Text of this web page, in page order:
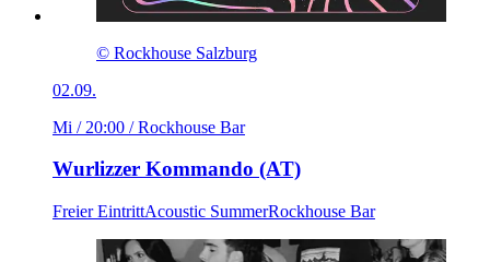
© Rockhouse Salzburg
02.09.
Mi / 20:00 / Rockhouse Bar
Wurlizzer Kommando (AT)
Freier EintrittAcoustic SummerRockhouse Bar